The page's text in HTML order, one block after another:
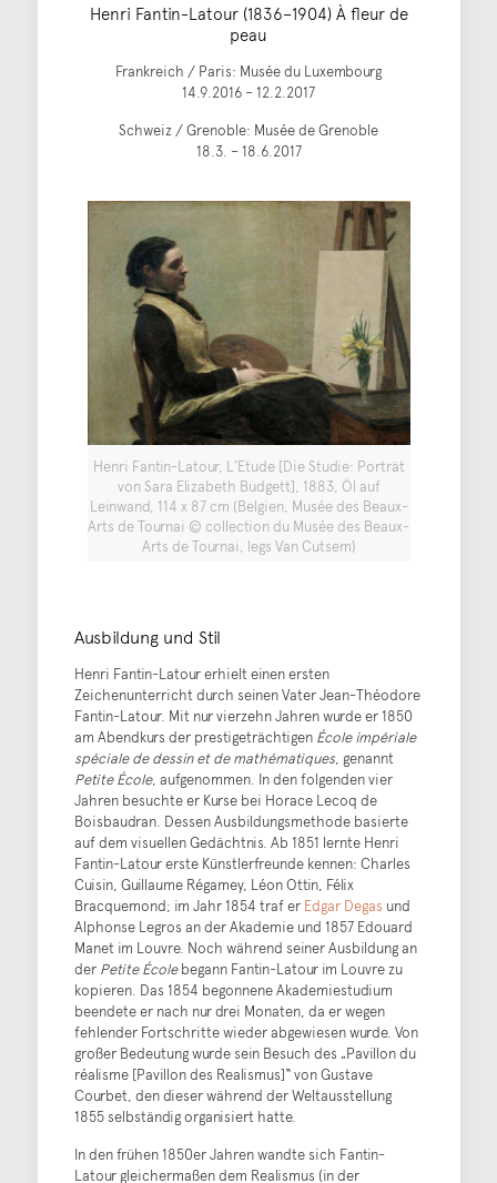
Henri Fantin-Latour (1836–1904) À fleur de
peau
Frankreich / Paris: Musée du Luxembourg
14.9.2016 – 12.2.2017
Schweiz / Grenoble: Musée de Grenoble
18.3. – 18.6.2017
Henri Fantin-Latour, L’Etude [Die Studie: Porträt
von Sara Elizabeth Budgett], 1883, Öl auf
Leinwand, 114 x 87 cm (Belgien, Musée des Beaux-
Arts de Tournai © collection du Musée des Beaux-
Arts de Tournai, legs Van Cutsem)
Ausbildung und Stil
Henri Fantin-Latour erhielt einen ersten
Zeichenunterricht durch seinen Vater Jean-Théodore
Fantin-Latour. Mit nur vierzehn Jahren wurde er 1850
am Abendkurs der prestigeträchtigen École impériale
spéciale de dessin et de mathématiques, genannt
Petite École, aufgenommen. In den folgenden vier
Jahren besuchte er Kurse bei Horace Lecoq de
Boisbaudran. Dessen Ausbildungsmethode basierte
auf dem visuellen Gedächtnis. Ab 1851 lernte Henri
Fantin-Latour erste Künstlerfreunde kennen: Charles
Cuisin, Guillaume Régamey, Léon Ottin, Félix
Bracquemond; im Jahr 1854 traf er Edgar Degas und
Alphonse Legros an der Akademie und 1857 Edouard
Manet im Louvre. Noch während seiner Ausbildung an
der Petite Écolebegann Fantin-Latour im Louvre zu
kopieren. Das 1854 begonnene Akademiestudium
beendete er nach nur drei Monaten, da er wegen
fehlender Fortschritte wieder abgewiesen wurde. Von
großer Bedeutung wurde sein Besuch des „Pavillon du
réalisme [Pavillon des Realismus]“ von Gustave
Courbet, den dieser während der Weltausstellung
1855 selbständig organisiert hatte.
In den frühen 1850er Jahren wandte sich Fantin-
Latour gleichermaßen dem Realismus (in der